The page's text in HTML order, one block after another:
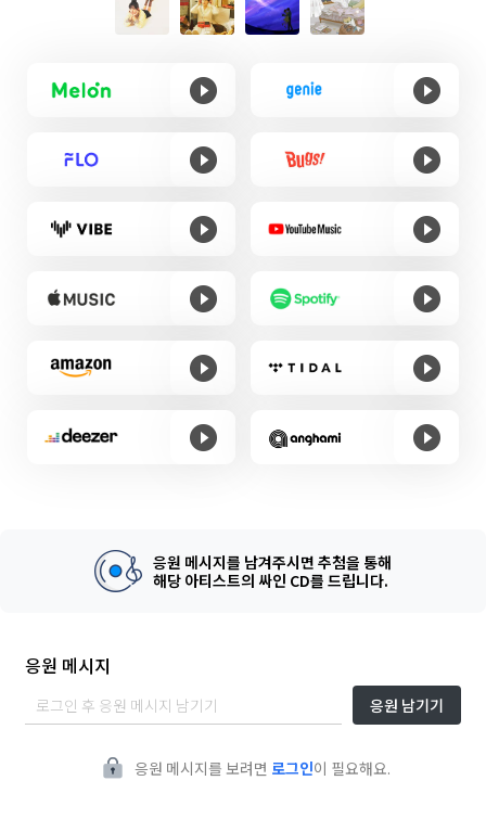
응원 메시지를 남겨주시면 추첨을 통해
해당 아티스트의 싸인 CD를 드립니다.
응원 메시지
응원 남기기
응원 메시지를 보려면 로그인이 필요해요.